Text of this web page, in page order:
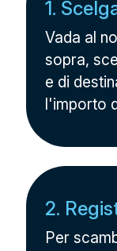
1.
Vada al
sopra,
e di
l'importo
2.
Per